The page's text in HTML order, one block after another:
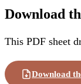
Download
This PDF sheet
Download